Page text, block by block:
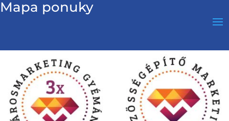
Mapa ponuky